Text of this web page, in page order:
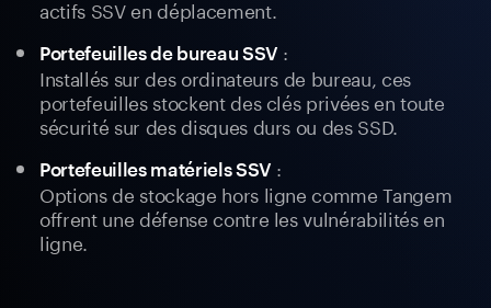
actifs SSV en déplacement.
Portefeuilles de bureau SSV :
Installés sur des ordinateurs de bureau, ces
portefeuilles stockent des clés privées en toute
sécurité sur des disques durs ou des SSD.
Portefeuilles matériels SSV :
Options de stockage hors ligne comme Tangem
offrent une défense contre les vulnérabilités en
ligne.